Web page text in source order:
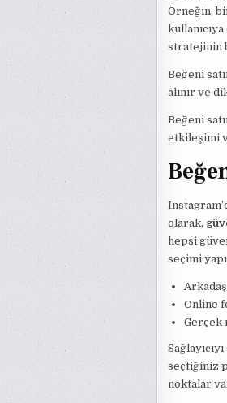
Örneğin,
stratejinin
Beğeni
alınır ve
Beğeni
etkileşimi
olarak,
hepsi
seçimi
Online
Gerçek
seçtiğiniz
noktalar